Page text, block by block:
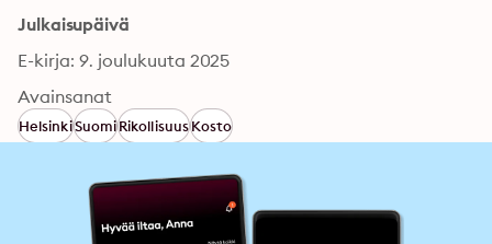
Julkaisupäivä
E-kirja: 9. joulukuuta 2025
Avainsanat
HelsinkiSuomiRikollisuusKosto